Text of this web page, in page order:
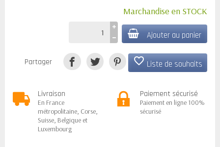
Marchandise en STOCK
Ajouter au panier
favorite_border Liste de souhaits
Partager
Livraison
En France
métropolitaine, Corse,
Suisse, Belgique et
Luxembourg
Paiement sécurisé
Paiement en ligne 100%
sécurisé